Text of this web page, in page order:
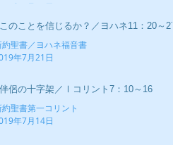
2019年7月28日
のことを信じるか？／ヨハネ11：20～27
約聖書／ヨハネ福音書
年7月21日
侶の十字架／Ⅰコリント7：10～16
約聖書第一コリント
年7月14日